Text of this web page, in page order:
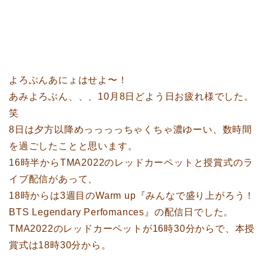
よろぶんあにょはせよ〜！
あみよろぶん、、、10月8日どよう日お疲れ様でした。
笑
8日は夕方以降めっっっっちゃくちゃ濃ゆーい、数時間
を過ごしたことと思います。
16時半からTMA2022のレッドカーペットと授賞式のラ
イブ配信があって、
18時からは3週目のWarm up『みんなで盛り上がろう！
BTS Legendary Perfomances』の配信日でした。
TMA2022のレッドカーペットが16時30分からで、本授
賞式は18時30分から。